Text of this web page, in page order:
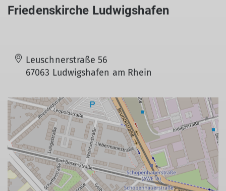
Friedenskirche Ludwigshafen
Leuschnerstraße 56
67063 Ludwigshafen am Rhein